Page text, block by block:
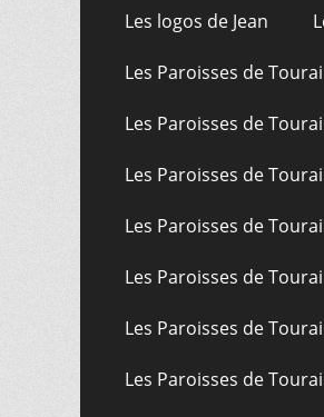
Les logos de Jean
Les Paroisses de
Les Paroisses de
Les Paroisses de
Les Paroisses de
Les Paroisses de
Les Paroisses de
Les Paroisses de